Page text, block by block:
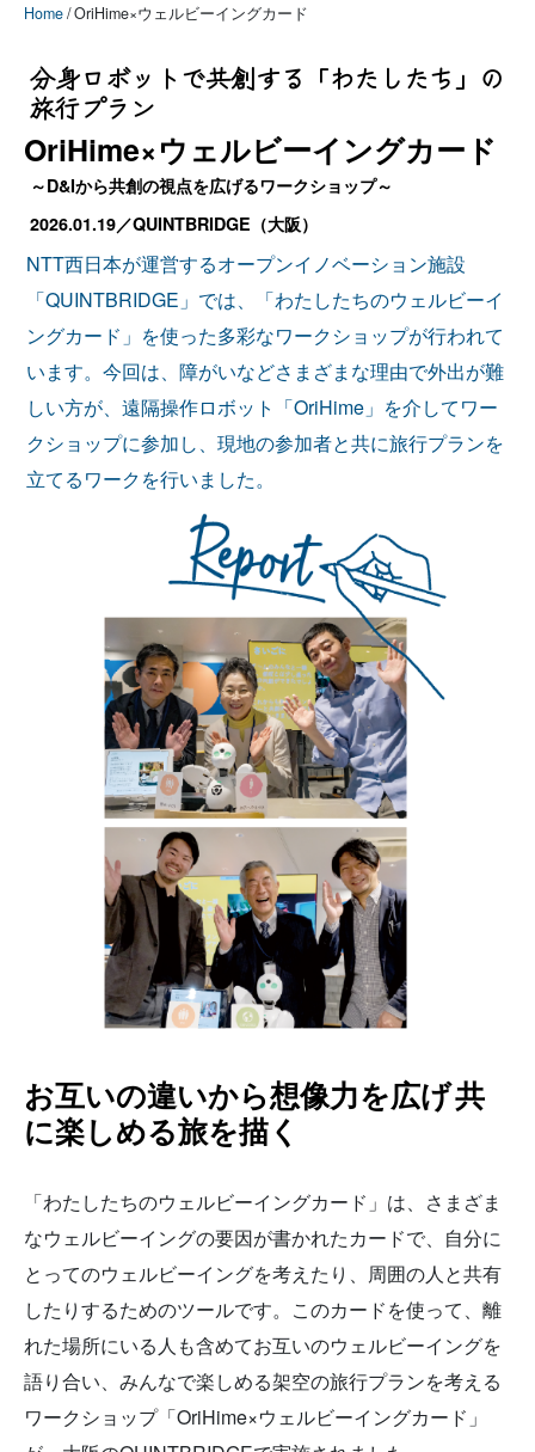
Home/ OriHime×ウェルビーイングカード
分身ロボットで共創する「わたしたち」の
旅行プラン
OriHime×ウェルビーイングカード
～D&Iから共創の視点を広げるワークショップ～
2026.01.19／QUINTBRIDGE（大阪）
NTT西日本が運営するオープンイノベーション施設
「QUINTBRIDGE」では、「わたしたちのウェルビーイ
ングカード」を使った多彩なワークショップが行われて
います。今回は、障がいなどさまざまな理由で外出が難
しい方が、遠隔操作ロボット「OriHime」を介してワー
クショップに参加し、現地の参加者と共に旅行プランを
立てるワークを行いました。
お互いの違いから想像力を広げ共
に楽しめる旅を描く
「わたしたちのウェルビーイングカード」は、さまざま
なウェルビーイングの要因が書かれたカードで、自分に
とってのウェルビーイングを考えたり、周囲の人と共有
したりするためのツールです。このカードを使って、離
れた場所にいる人も含めてお互いのウェルビーイングを
語り合い、みんなで楽しめる架空の旅行プランを考える
ワークショップ「OriHime×ウェルビーイングカード」